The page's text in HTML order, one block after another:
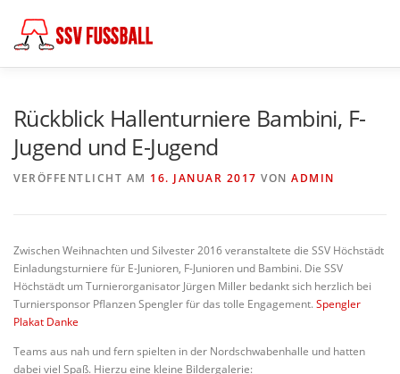
Inhalt
springen
Rückblick Hallenturniere Bambini, F-
Jugend und E-Jugend
VERÖFFENTLICHT AM 16. JANUAR 2017 VON ADMIN
Zwischen Weihnachten und Silvester 2016 veranstaltete die SSV Höchstädt
Einladungsturniere für E-Junioren, F-Junioren und Bambini. Die SSV
Höchstädt um Turnierorganisator Jürgen Miller bedankt sich herzlich bei
Turniersponsor Pflanzen Spengler für das tolle Engagement. Spengler
Plakat Danke
Teams aus nah und fern spielten in der Nordschwabenhalle und hatten
dabei viel Spaß. Hierzu eine kleine Bildergalerie: